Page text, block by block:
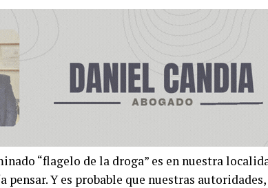
“flagelo de la droga” es en nuestra
pensar. Y es probable que nuestras